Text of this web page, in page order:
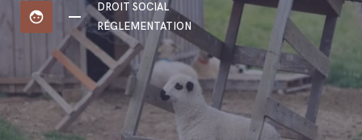
face
DROIT SOCIAL
RÉGLEMENTATION